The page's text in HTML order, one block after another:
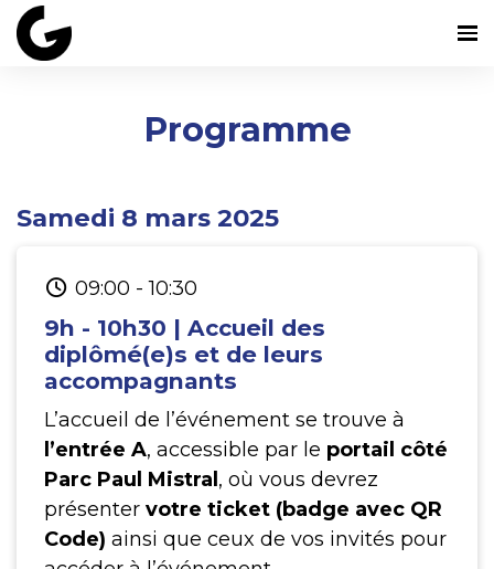
Programme
Samedi 8 mars 2025
09:00 -10:30
9h - 10h30 | Accueil des
diplômé(e)s et de leurs
accompagnants
L’accueil de l’événement se trouve à
l’entrée A, accessible par le portail côté
Parc Paul Mistral , où vous devrez
présenter votre ticket (badge avec QR
Code) ainsi que ceux de vos invités pour